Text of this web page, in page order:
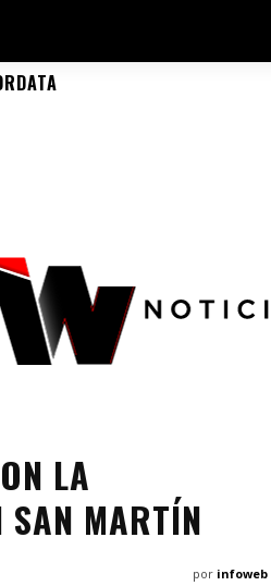
LA
SAN MARTÍN
por infoweb